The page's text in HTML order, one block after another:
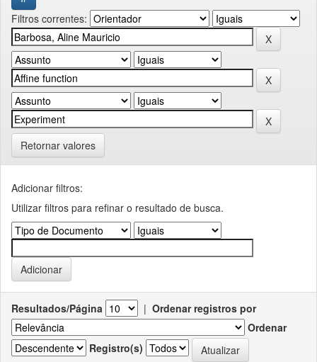
Filtros correntes:
Retornar valores
Adicionar filtros:
Utilizar filtros para refinar o resultado de busca.
Resultados/Página | Ordenar registros por
Ordenar
Registro(s)